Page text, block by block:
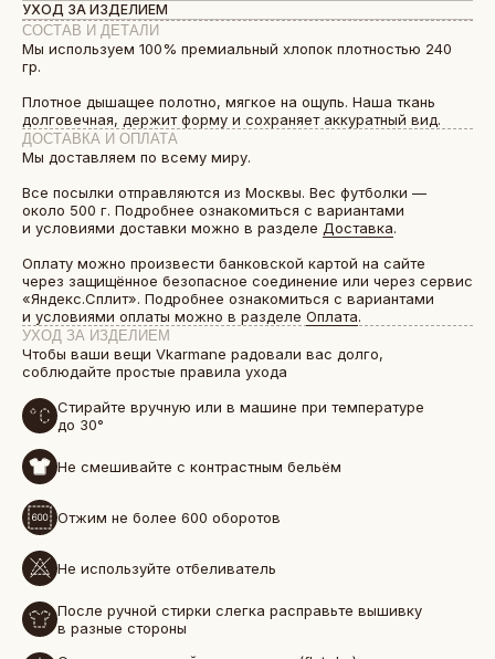
УХОД ЗА ИЗДЕЛИЕМ
СОСТАВ И ДЕТАЛИ
Мы используем 100% премиальный хлопок плотностью 240
гр.
Плотное дышащее полотно, мягкое на ощупь. Наша ткань
долговечная, держит форму и сохраняет аккуратный вид.
ДОСТАВКА И ОПЛАТА
Мы доставляем по всему миру.
Все посылки отправляются из Москвы. Вес футболки —
около 500 г. Подробнее ознакомиться с вариантами
и условиями доставки можно в разделе Доставка.
Оплату можно произвести банковской картой на сайте
через защищённое безопасное соединение или через сервис
«Яндекс.Сплит». Подробнее ознакомиться с вариантами
и условиями оплаты можно в разделе Оплата.
УХОД ЗА ИЗДЕЛИЕМ
Чтобы ваши вещи Vkarmane радовали вас долго,
соблюдайте простые правила ухода
Стирайте вручную или в машине при температуре
до 30°
Не смешивайте с контрастным бельём
Отжим не более 600 оборотов
Не используйте отбеливатель
После ручной стирки слегка расправьте вышивку
в разные стороны
БОЛЕЕ 50 000 ДРУЗЕЙ VKARMANE ПО ВСЕЙ СТРАНЕ
Истории, которые мы носим «в кармане»